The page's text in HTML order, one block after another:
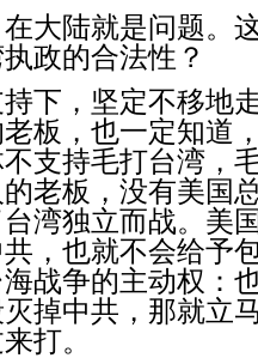
大陆就是问题。
政的合法性？
持下，坚定不移地
板，也一定知道
支持毛打台湾，
老板，没有美国
湾独立而战。美
，也就不会给予
战争的主动权：
掉中共，那就立
打。